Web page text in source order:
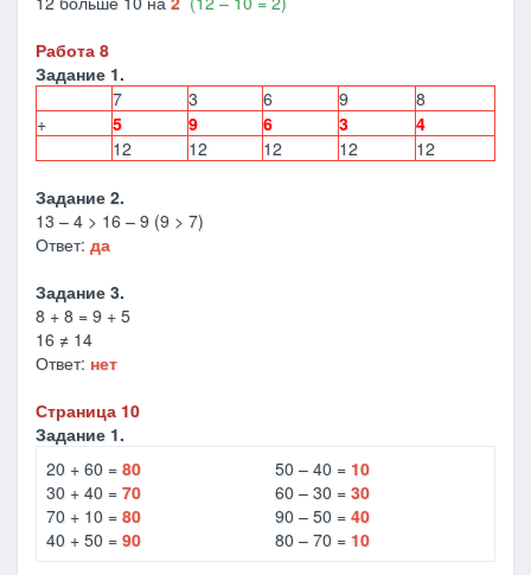
Работа 8
Задание 1.
7
3 6 9
8
+
5 9 6 3
4
12
12 12 12 12
Задание 2.
13 – 4 > 16 – 9 (9 > 7)
Ответ: да
Задание 3.
8 + 8 = 9 + 5
16 ≠ 14
Ответ: нет
Страница 10
Задание 1.
20 + 60 = 80
30 + 40 = 70
70 + 10 = 80
40 + 50 = 90
50 – 40 = 10
60 – 30 = 30
90 – 50 = 40
80 – 70 = 10